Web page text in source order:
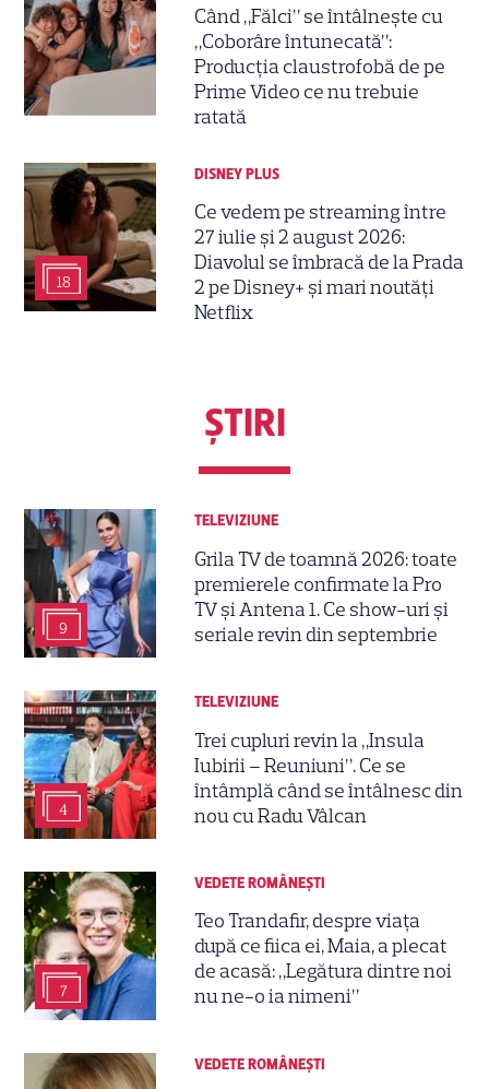
Când „Fălci” se întâlnește cu
„Coborâre întunecată”:
Producția claustrofobă de pe
Prime Video ce nu trebuie
ratată
18
DISNEY PLUS
Ce vedem pe streaming între
27 iulie și 2 august 2026:
Diavolul se îmbracă de la Prada
2 pe Disney+ și mari noutăți
Netflix
ŞTIRI
9
TELEVIZIUNE
Grila TV de toamnă 2026: toate
premierele confirmate la Pro
TV și Antena 1. Ce show-uri și
seriale revin din septembrie
4
TELEVIZIUNE
Trei cupluri revin la „Insula
Iubirii – Reuniuni”. Ce se
întâmplă când se întâlnesc din
nou cu Radu Vâlcan
7
VEDETE ROMÂNEŞTI
Teo Trandafir, despre viața
după ce fiica ei, Maia, a plecat
de acasă: „Legătura dintre noi
nu ne-o ia nimeni”
VEDETE ROMÂNEŞTI